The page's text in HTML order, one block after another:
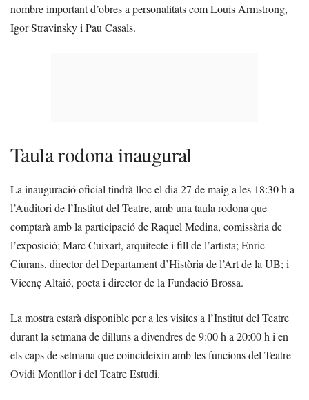
nombre important d’obres a personalitats com Louis Armstrong,
Igor Stravinsky i Pau Casals.
Taula rodona inaugural
La inauguració oficial tindrà lloc el dia 27 de maig a les 18:30 h a
l’Auditori de l’Institut del Teatre, amb una taula rodona que
comptarà amb la participació de Raquel Medina, comissària de
l’exposició; Marc Cuixart, arquitecte i fill de l’artista; Enric
Ciurans, director del Departament d’Història de l’Art de la UB; i
Vicenç Altaió, poeta i director de la Fundació Brossa.
La mostra estarà disponible per a les visites a l’Institut del Teatre
durant la setmana de dilluns a divendres de 9:00 h a 20:00 h i en
els caps de setmana que coincideixin amb les funcions del Teatre
Ovidi Montllor i del Teatre Estudi.